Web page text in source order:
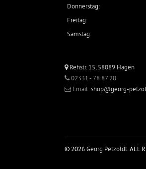
Donnerstag:
Freitag:
Samstag:
Rehstr. 15, 58089 Hagen
02331 - 78 87 20
Email:shop@georg-
© 2026Georg Petzoldt. ALL